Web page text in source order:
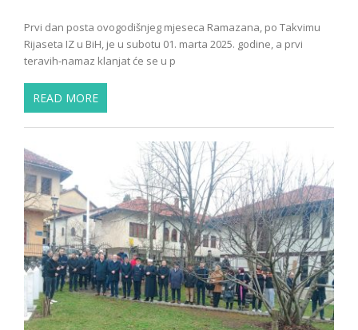
Prvi dan posta ovogodišnjeg mjeseca Ramazana, po Takvimu
Rijaseta IZ u BiH, je u subotu 01. marta 2025. godine, a prvi
teravih-namaz klanjat će se u p
READ MORE